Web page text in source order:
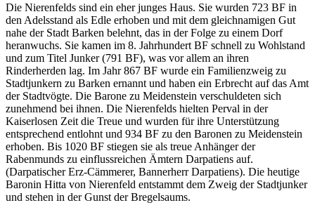
Die Nierenfelds sind ein eher junges Haus. Sie wurden 723 BF in
den Adelsstand als Edle erhoben und mit dem gleichnamigen Gut
nahe der Stadt Barken belehnt, das in der Folge zu einem Dorf
heranwuchs. Sie kamen im 8. Jahrhundert BF schnell zu Wohlstand
und zum Titel Junker (791 BF), was vor allem an ihren
Rinderherden lag. Im Jahr 867 BF wurde ein Familienzweig zu
Stadtjunkern zu Barken ernannt und haben ein Erbrecht auf das Amt
der Stadtvögte. Die Barone zu Meidenstein verschuldeten sich
zunehmend bei ihnen. Die Nierenfelds hielten Perval in der
Kaiserlosen Zeit die Treue und wurden für ihre Unterstützung
entsprechend entlohnt und 934 BF zu den Baronen zu Meidenstein
erhoben. Bis 1020 BF stiegen sie als treue Anhänger der
Rabenmunds zu einflussreichen Ämtern Darpatiens auf.
(Darpatischer Erz-Cämmerer, Bannerherr Darpatiens). Die heutige
Baronin Hitta von Nierenfeld entstammt dem Zweig der Stadtjunker
und stehen in der Gunst der Bregelsaums.